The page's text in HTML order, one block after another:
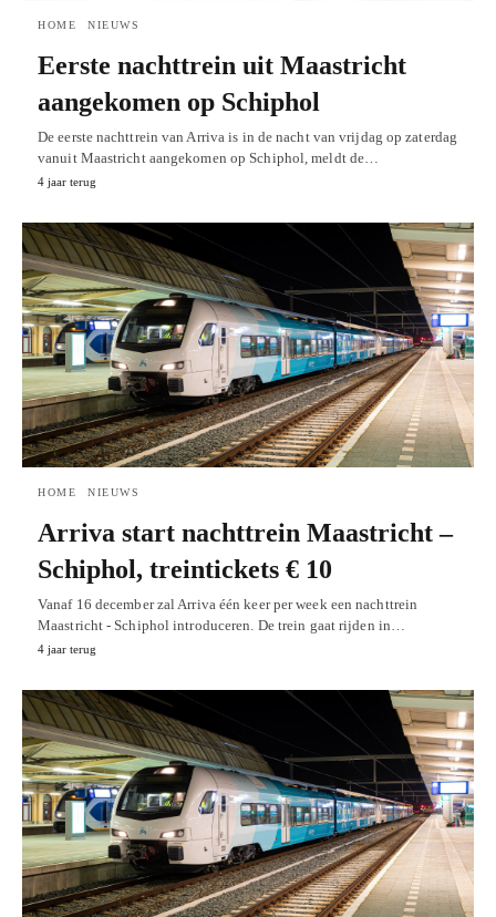
HOME NIEUWS
Eerste nachttrein uit Maastricht
aangekomen op Schiphol
De eerste nachttrein van Arriva is in de nacht van vrijdag op zaterdag
vanuit Maastricht aangekomen op Schiphol, meldt de…
4 jaar terug
HOME NIEUWS
Arriva start nachttrein Maastricht –
Schiphol, treintickets € 10
Vanaf 16 december zal Arriva één keer per week een nachttrein
Maastricht - Schiphol introduceren. De trein gaat rijden in…
4 jaar terug